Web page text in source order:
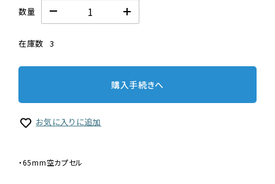
数量
在庫数 3
購入手続きへ
お気に入りに追加
・65mm空カプセル